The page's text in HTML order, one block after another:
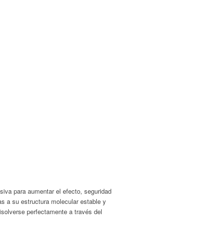
para aumentar el efecto, seguridad
a su estructura molecular estable y
perfectamente a través del